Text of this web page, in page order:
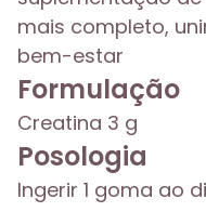
mais completo,
bem-estar
Formulação
Creatina 3 g
Posologia
Ingerir 1 goma ao